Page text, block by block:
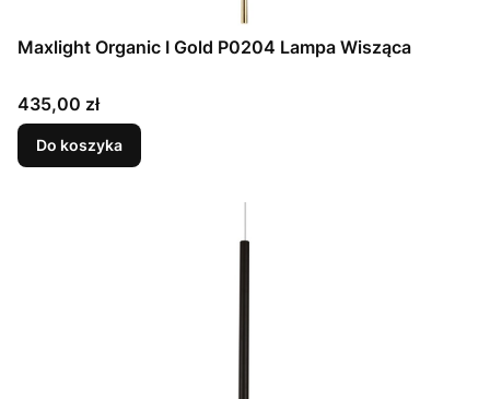
Maxlight Organic I Gold P0204 Lampa Wisząca
Cena
435,00 zł
Do koszyka